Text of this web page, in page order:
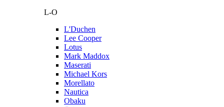
L-O
L'Duchen
Lee Cooper
Lotus
Mark Maddox
Maserati
Michael Kors
Morellato
Nautica
Obaku